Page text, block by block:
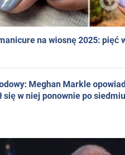
na wiosnę 2025: pięć
Meghan Markle
się w niej ponownie po